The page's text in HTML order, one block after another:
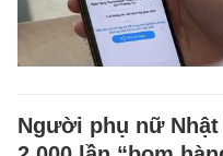
Người phụ nữ